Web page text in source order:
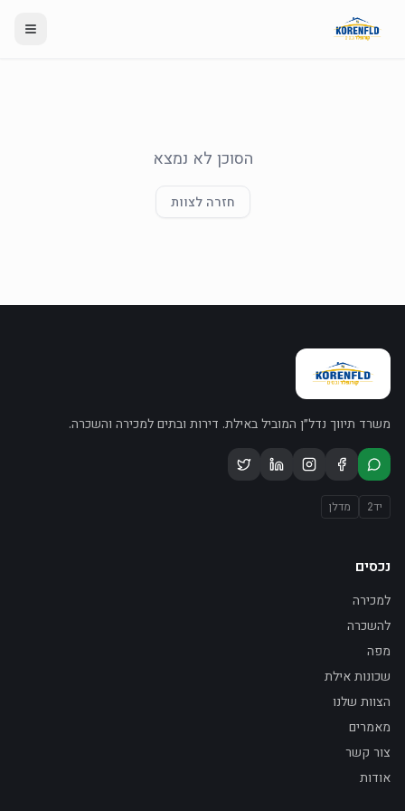
הסוכן לא נמצא
חזרה לצוות
משרד תיווך נדל״ן המוביל באילת. דירות ובתים למכירה והשכרה.
יד2 מדלן
נכסים
למכירה
להשכרה
מפה
שכונות אילת
הצוות שלנו
מאמרים
צור קשר
אודות